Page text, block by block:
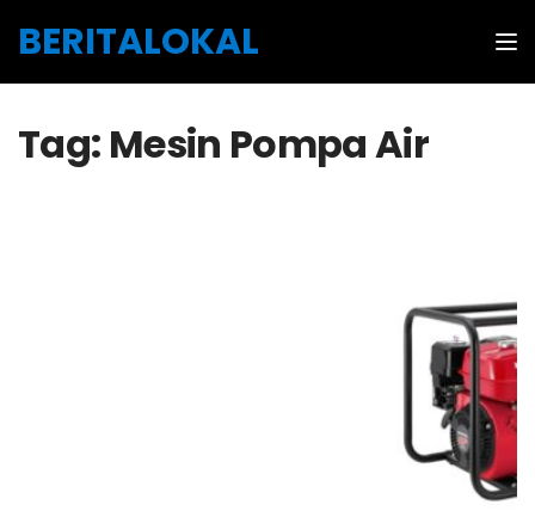
BERITALOKAL
Tag: Mesin Pompa Air